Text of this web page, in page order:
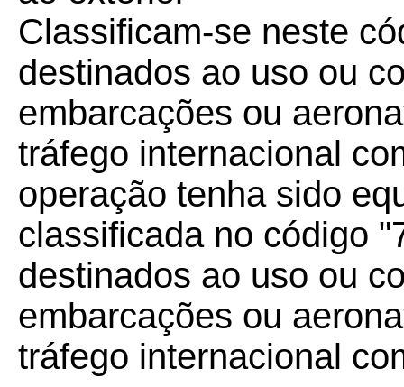
Classificam-se neste
destinados ao uso ou
embarcações ou
tráfego internacional
operação tenha sido
classificada no código
destinados ao uso ou
embarcações ou
tráfego internacional